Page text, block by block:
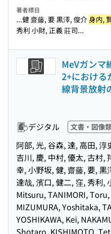
著者標目
...健 齋藤, 要 黒澤, 俊介身内,
秀利 小財, 正義 莊司...
MeVガンマ
2+における
線背景放射
デジタル 文書・図像
阿部, 光, 谷森, 達, 高田,
吉川, 慶, 中村, 優太, 古村,
幸, 小野坂, 健, 齋藤, 要, 黒
達哉, 濱口, 健二, 窪, 秀利,
Mitsuru, TANIMORI,
MIZUMURA, Yoshitaka,
YOSHIKAWA, Kei,
Shotaro, KISHIMOTO,